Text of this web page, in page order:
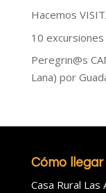
Hacemos
10 excursiones
Peregrin@s
Lana) por
Cómo
Casa Rural Las